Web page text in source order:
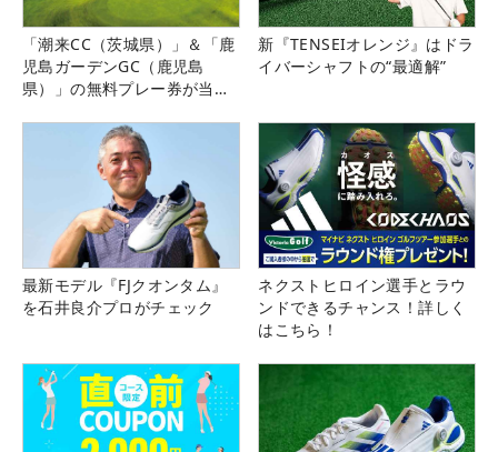
「潮来CC（茨城県）」＆「鹿
児島ガーデンGC（鹿児島
県）」の無料プレー券が当た
新『TENSEIオレンジ』はドラ
イバーシャフトの“最適解”
最新モデル『FJクオンタム』
を石井良介プロがチェック
ネクストヒロイン選手とラウ
ンドできるチャンス！詳しく
はこちら！